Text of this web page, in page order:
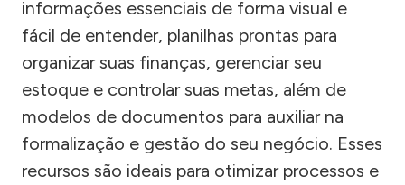
informações essenciais de forma visual e
fácil de entender, planilhas prontas para
organizar suas finanças, gerenciar seu
estoque e controlar suas metas, além de
modelos de documentos para auxiliar na
formalização e gestão do seu negócio. Esses
recursos são ideais para otimizar processos e